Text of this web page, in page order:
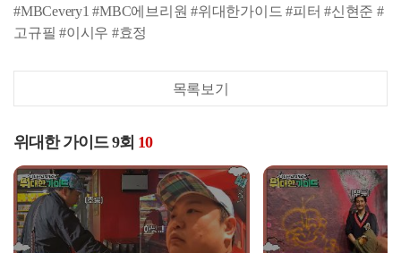
#MBCevery1 #MBC에브리원 #위대한가이드 #피터 #신현준 #
고규필 #이시우 #효정
목록보기
위대한 가이드 9회 10